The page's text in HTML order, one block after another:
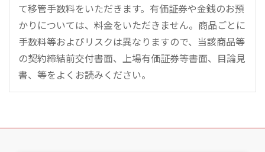
て移管手数料をいただきます。有価証券や金銭のお預
かりについては、料金をいただきません。商品ごとに
手数料等およびリスクは異なりますので、当該商品等
の契約締結前交付書面、上場有価証券等書面、目論見
書、等をよくお読みください。
こ